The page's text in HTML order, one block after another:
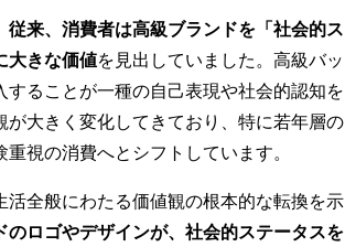
従来、消費者は高級ブランドを「社会的ス
大きな価値を見出していました。高級バッ
ることが一種の自己表現や社会的認知を
大きく変化してきており、特に若年層の
視の消費へとシフトしています。
全般にわたる価値観の根本的な転換を示
ロゴやデザインが、社会的ステータスを